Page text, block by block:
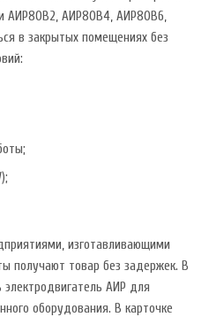
АИР80В2, АИР80В4, АИР80В6,
в закрытых помещениях без
изготавливающими
получают товар без задержек. В
АИР для
оборудования. В карточке